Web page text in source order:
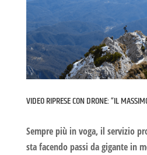
VIDEO RIPRESE CON DRONE: “IL
Sempre più in voga, il servizio
sta facendo passi da gigante in